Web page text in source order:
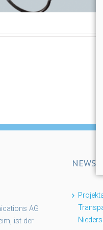
AG
ist der
NEWS